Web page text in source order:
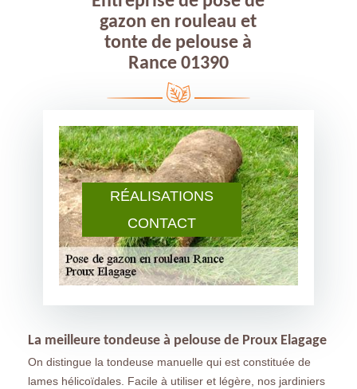
RÉALISATIONS
CONTACT
gazon en rouleau et
tonte de pelouse à
Rance 01390
La meilleure tondeuse à pelouse de Proux Elagage
On distingue la tondeuse manuelle qui est constituée de
lames hélicoïdales. Facile à utiliser et légère, nos jardiniers